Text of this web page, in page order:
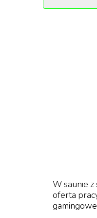
W saunie z
oferta